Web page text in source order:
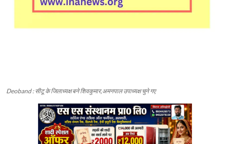
Deoband : सीटू के जिलाध्यक्ष बने शिवकुमार,अमनपाल उपाध्यक्ष चुने गए